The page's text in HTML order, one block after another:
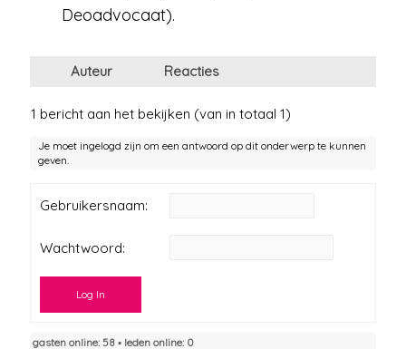
Deoadvocaat).
Auteur Reacties
1 bericht aan het bekijken (van in totaal 1)
Je moet ingelogd zijn om een antwoord op dit onderwerp te kunnen
geven.
Gebruikersnaam:
Wachtwoord:
Log In
gasten online: 58 ▪︎ leden online: 0